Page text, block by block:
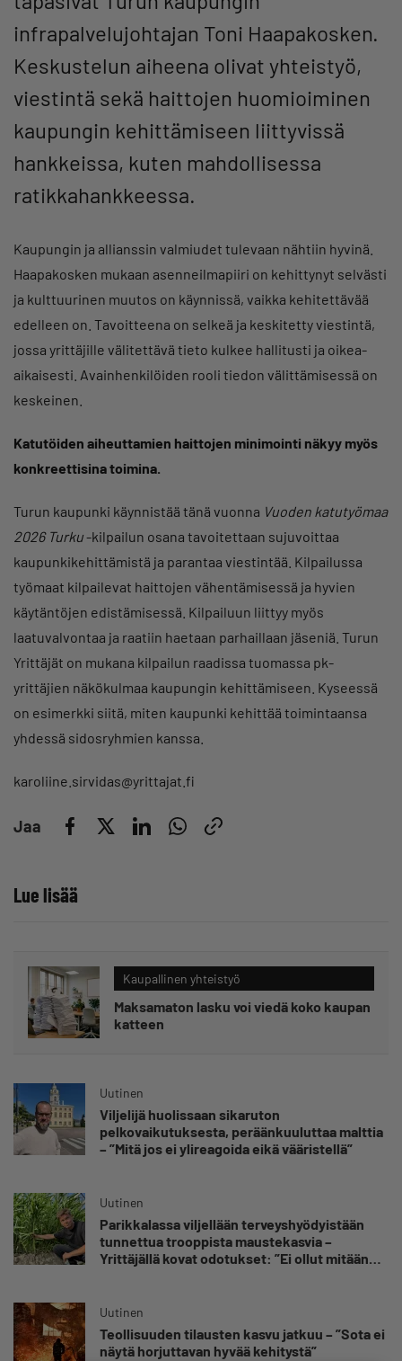
infrapalvelujohtajan Toni Haapakosken.
Keskustelun aiheena olivat yhteistyö,
viestintä sekä haittojen huomioiminen
kaupungin kehittämiseen liittyvissä
hankkeissa, kuten mahdollisessa
ratikkahankkeessa.
Kaupungin ja allianssin valmiudet tulevaan nähtiin hyvinä.
Haapakosken mukaan asenneilmapiiri on kehittynyt selvästi
ja kulttuurinen muutos on käynnissä, vaikka kehitettävää
edelleen on. Tavoitteena on selkeä ja keskitetty viestintä,
jossa yrittäjille välitettävä tieto kulkee hallitusti ja oikea-
aikaisesti. Avainhenkilöiden rooli tiedon välittämisessä on
keskeinen.
Katutöiden aiheuttamien haittojen minimointi näkyy myös
konkreettisina toimina.
Turun kaupunki käynnistää tänä vuonna Vuoden katutyömaa
2026 Turku-kilpailun osana tavoitettaan sujuvoittaa
kaupunkikehittämistä ja parantaa viestintää. Kilpailussa
työmaat kilpailevat haittojen vähentämisessä ja hyvien
käytäntöjen edistämisessä. Kilpailuun liittyy myös
laatuvalvontaa ja raatiin haetaan parhaillaan jäseniä. Turun
Yrittäjät on mukana kilpailun raadissa tuomassa pk-
yrittäjien näkökulmaa kaupungin kehittämiseen. Kyseessä
on esimerkki siitä, miten kaupunki kehittää toimintaansa
yhdessä sidosryhmien kanssa.
karoliine.sirvidas@yrittajat.fi
Jaa
Lue lisää
Kaupallinen yhteistyö
Maksamaton lasku voi viedä koko kaupan
katteen
Uutinen
Viljelijä huolissaan sikaruton
pelkovaikutuksesta, peräänkuuluttaa malttia
– ”Mitä jos ei ylireagoida eikä vääristellä”
Uutinen
Parikkalassa viljellään terveyshyödyistään
tunnettua trooppista maustekasvia –
Yrittäjällä kovat odotukset: ”Ei ollut mitään
Uutinen
Teollisuuden tilausten kasvu jatkuu – ”Sota ei
näytä horjuttavan hyvää kehitystä”